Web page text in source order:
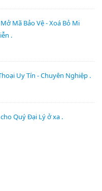
Mã Bảo Vệ - Xoá Bỏ Mi
.
Uy Tín - Chuyên Nghiệp .
Quý Đại Lý ở xa .